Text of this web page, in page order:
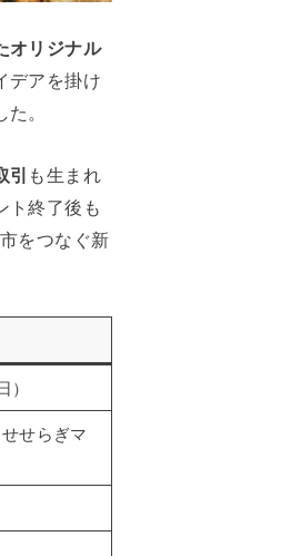
オリジナル
デアを掛け
。
引 も生まれ
ト終了後も
をつなぐ新
せらぎマ